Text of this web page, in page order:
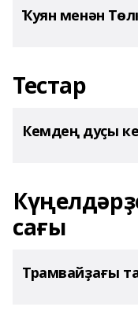
Ҡуян менән
Тестар
Кемдең дуҫы
сағы
Трамвайҙағы